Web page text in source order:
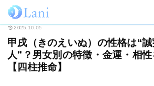
ホーム 占い 甲戌（きのえいぬ）の性
2025.10.05
甲戌（きのえいぬ）の性格は“
人”？男女別の特徴・金運・相
【四柱推命】